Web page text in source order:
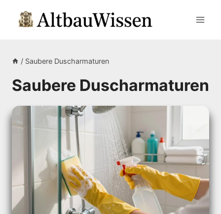
Inhalt
/ Saubere Duscharmaturen
Saubere Duscharmaturen